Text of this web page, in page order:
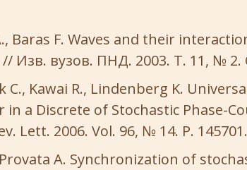
Baras F. Waves and their
Изв. вузов. ПНД. 2003. Т. 11, № 2.
C., Kawai R., Lindenberg K.
in a Discrete of Stochastic Phase-
Lett. 2006. Vol. 96, № 14. P. 145701.
A. Synchronization of